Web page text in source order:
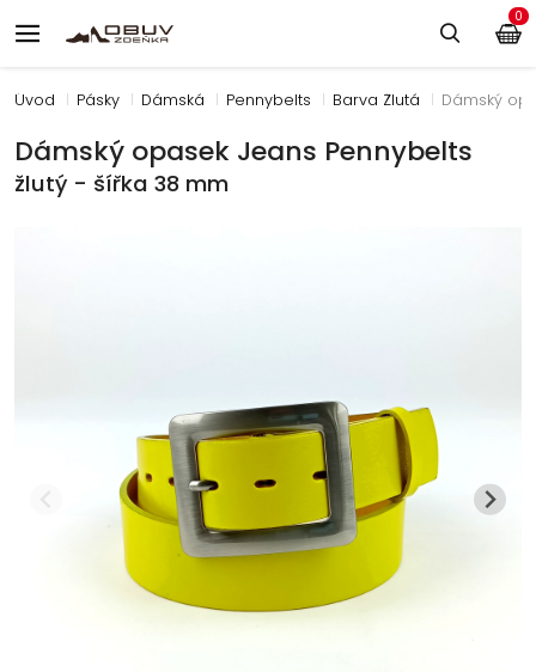
Úvod Pásky Dámská Pennybelts Barva Žlutá Dámský
Dámský opasek Jeans Pennybelts
žlutý - šířka 38 mm
0